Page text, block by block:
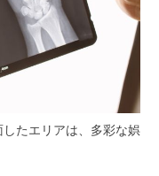
たエリアは、多彩な娯